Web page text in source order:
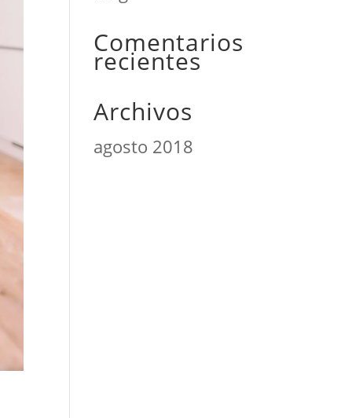
Comentarios
recientes
Archivos
agosto 2018